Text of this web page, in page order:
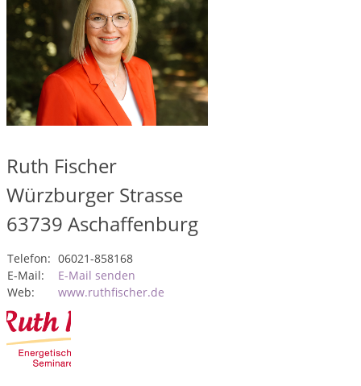
Ruth Fischer
Würzburger Strasse
63739 Aschaffenburg
Telefon: 06021-858168
E-Mail:
E-Mail senden
Web:
www.ruthfischer.de